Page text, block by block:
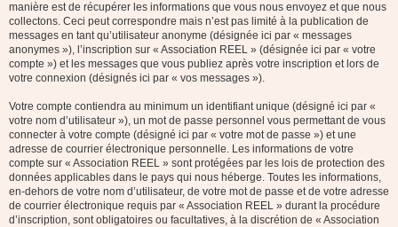
manière est de récupérer les informations que vous nous envoyez et que nous
collectons. Ceci peut correspondre mais n’est pas limité à la publication de
messages en tant qu’utilisateur anonyme (désignée ici par « messages
anonymes »), l’inscription sur « Association REEL » (désignée ici par « votre
compte ») et les messages que vous publiez après votre inscription et lors de
votre connexion (désignés ici par « vos messages »).
Votre compte contiendra au minimum un identifiant unique (désigné ici par «
votre nom d’utilisateur »), un mot de passe personnel vous permettant de vous
connecter à votre compte (désigné ici par « votre mot de passe ») et une
adresse de courrier électronique personnelle. Les informations de votre
compte sur « Association REEL » sont protégées par les lois de protection des
données applicables dans le pays qui nous héberge. Toutes les informations,
en-dehors de votre nom d’utilisateur, de votre mot de passe et de votre adresse
de courrier électronique requis par « Association REEL » durant la procédure
d’inscription, sont obligatoires ou facultatives, à la discrétion de « Association